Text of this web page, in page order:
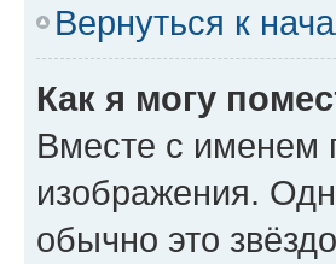
Вернуться к
Как я могу
Вместе с именем
изображения.
обычно это